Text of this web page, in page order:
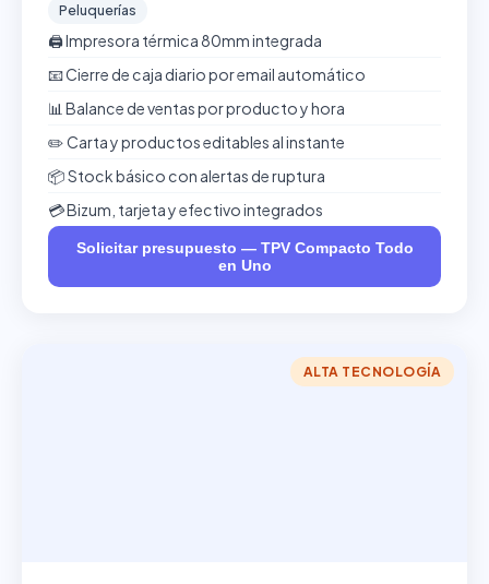
Peluquerías
🖨️ Impresora térmica 80mm integrada
📧 Cierre de caja diario por email automático
📊 Balance de ventas por producto y hora
✏️ Carta y productos editables al instante
📦 Stock básico con alertas de ruptura
💳 Bizum, tarjeta y efectivo integrados
Solicitar presupuesto — TPV Compacto Todo
en Uno
ALTA TECNOLOGÍA